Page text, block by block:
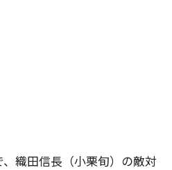
織田信長（小栗旬）の敵対